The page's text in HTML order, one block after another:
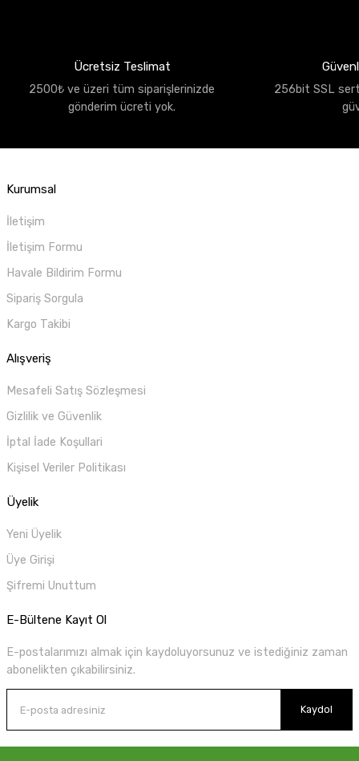
Ücretsiz Teslimat
2500₺ ve üzeri tüm siparişlerinizde
gönderim ücreti yok.
256bit SSL
Kurumsal
İletişim
İletişim Formu
Havale Bildirim Formu
Sipariş Sorgula
Kargo Takibi
Alışveriş
Mesafeli Satış Sözleşmesi
Gizlilik ve Güvenlik
İptal İade Koşullari
Kişisel Veriler Politikası
Üyelik
Yeni Üyelik
Üye Girişi
Şifremi Unuttum
E-Bültene Kayıt Ol
E-postalarımızı almak için kaydoluyorsunuz ve istediğiniz zaman
abonelikten çıkabilirsiniz.
Kaydol